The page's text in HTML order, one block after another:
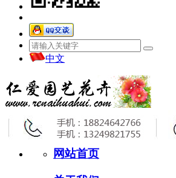
中文
网站首页